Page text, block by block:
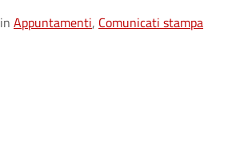
in Appuntamenti, Comunicati stampa